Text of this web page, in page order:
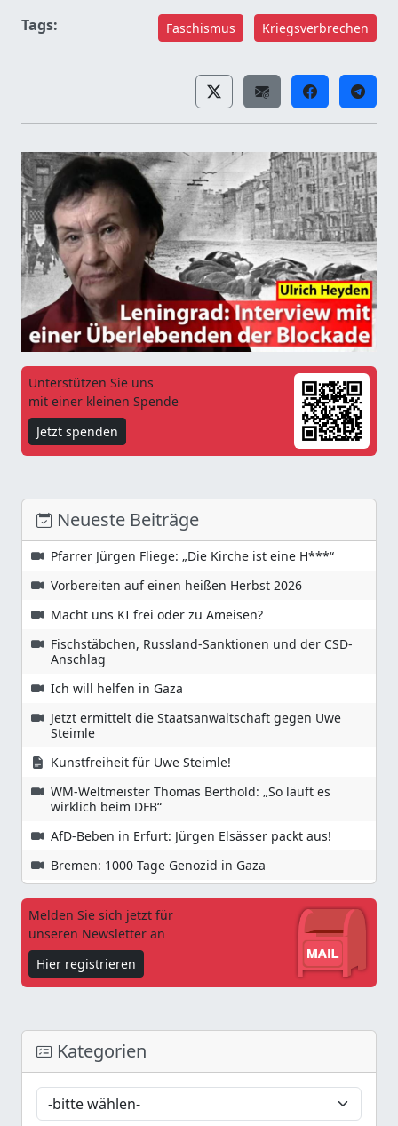
Tags: Faschismus Kriegsverbrechen
Unterstützen Sie uns
mit einer kleinen Spende
Jetzt spenden
Neueste Beiträge
Pfarrer Jürgen Fliege: „Die Kirche ist eine H***“
Vorbereiten auf einen heißen Herbst 2026
Macht uns KI frei oder zu Ameisen?
Fischstäbchen, Russland-Sanktionen und der CSD-
Anschlag
Ich will helfen in Gaza
Jetzt ermittelt die Staatsanwaltschaft gegen Uwe
Steimle
Kunstfreiheit für Uwe Steimle!
WM-Weltmeister Thomas Berthold: „So läuft es
wirklich beim DFB“
AfD-Beben in Erfurt: Jürgen Elsässer packt aus!
Bremen: 1000 Tage Genozid in Gaza
Melden Sie sich jetzt für
unseren Newsletter an
Hier registrieren
Kategorien